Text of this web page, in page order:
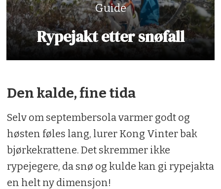
Guide
Rypejakt etter snøfall
Den kalde, fine tida
Selv om septembersola varmer godt og
høsten føles lang, lurer Kong Vinter bak
bjørkekrattene. Det skremmer ikke
rypejegere, da snø og kulde kan gi rypejakta
en helt ny dimensjon!